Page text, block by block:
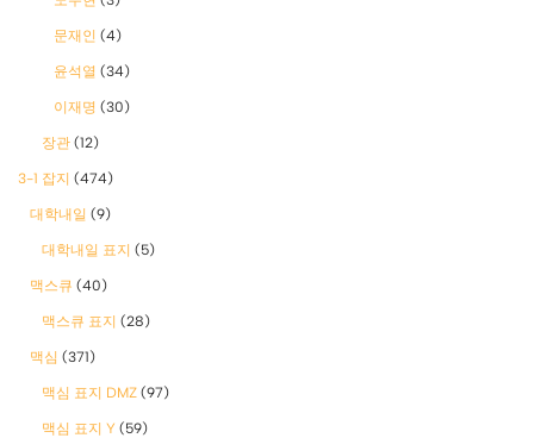
문재인 (4)
윤석열 (34)
이재명 (30)
장관 (12)
3-1 잡지 (474)
대학내일 (9)
대학내일 표지 (5)
맥스큐 (40)
맥스큐 표지 (28)
맥심 (371)
맥심 표지 DMZ (97)
맥심 표지 Y (59)